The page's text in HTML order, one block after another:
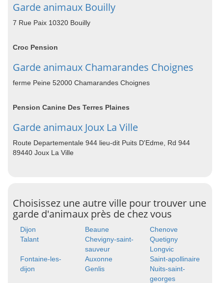
Garde animaux Bouilly
7 Rue Paix 10320 Bouilly
Croc Pension
Garde animaux Chamarandes Choignes
ferme Peine 52000 Chamarandes Choignes
Pension Canine Des Terres Plaines
Garde animaux Joux La Ville
Route Departementale 944 lieu-dit Puits D'Edme, Rd 944
89440 Joux La Ville
Choisissez une autre ville pour trouver une
garde d'animaux près de chez vous
Dijon Beaune
Chenove
Talant
Chevigny-saint-
sauveur
Quetigny
Longvic
Fontaine-les-
dijon
Auxonne
Saint-apollinaire
Genlis
Nuits-saint-
georges